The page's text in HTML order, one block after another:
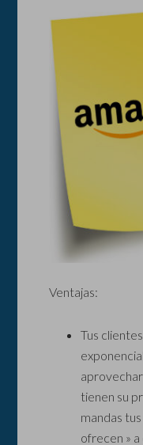
Ventajas:
Tus
tienen su
mandas
ofrecen »